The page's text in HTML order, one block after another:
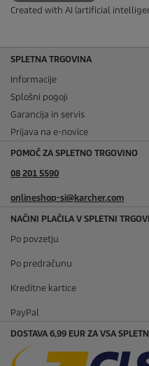
Created with AI (artificial
SPLETNA TRGOVINA
Informacije
Splošni pogoji
Garancija in servis
Prijava na e-novice
POMOČ ZA SPLETNO TRGOVINO
08 201 5590
onlineshop-si@karcher.com
NAČINI PLAČILA V SPLETNI
Po povzetju
Po predračunu
Kreditne kartice
PayPal
DOSTAVA 6,99 EUR ZA VSA